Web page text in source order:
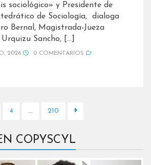
sociológico» y Presidente de
de Sociología, dialoga
Bernal, Magistrada-Jueza
Sancho, […]
2026 0 COMENTARIOS
4 … 210
COPYSCYL